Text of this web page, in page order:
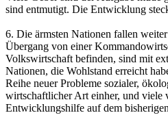
sind entmutigt. Die Entwicklung
6. Die ärmsten Nationen fallen
Übergang von einer
Volkswirtschaft befinden, sind mit
Nationen, die Wohlstand erreicht
Reihe neuer Probleme sozialer,
wirtschaftlicher Art einher, und viele
Entwicklungshilfe auf dem